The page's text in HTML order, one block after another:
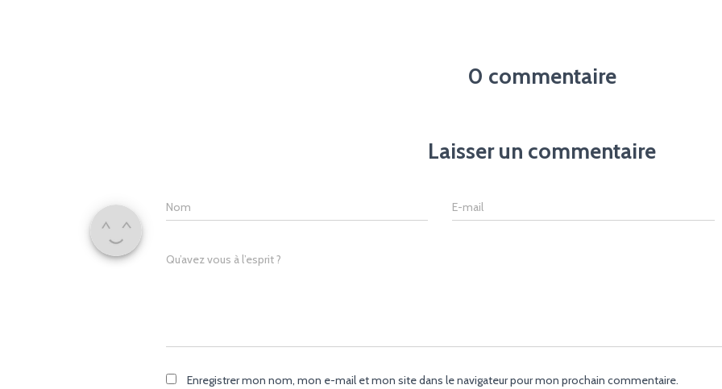
0 commentaire
Laisser un commentaire
Nom E-mail
Qu’avez vous à l’esprit ?
Enregistrer mon nom, mon e-mail et mon site dans le navigateur pour mon prochain commentaire.